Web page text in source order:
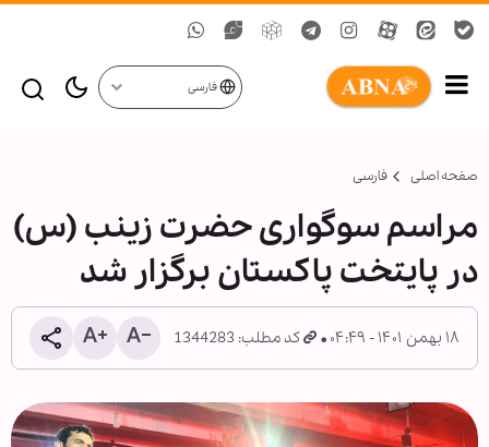
فارسی
صفحه اصلی فارسی
مراسم سوگواری حضرت زینب (س)
در پایتخت پاکستان برگزار شد
۱۸ بهمن ۱۴۰۱ - ۰۴:۴۹ کد مطلب: 1344283